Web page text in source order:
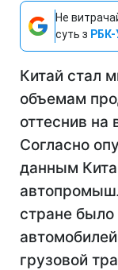
Не
суть з РБК-
Китай стал
объемам
оттеснив
Согласно
данным
стране было
грузовой